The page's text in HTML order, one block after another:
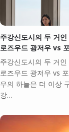
주강신도시의 두 거
로즈우드 광저우 vs
주강신도시의 두 거
로즈우드 광저우
우의 하늘은 더 이상
강…